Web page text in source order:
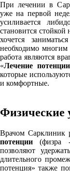
При лечении в
уже на первой
усиливается
становится
хочется
необходимо
работа являются
«Лечение потенции
которые
и комфортные.
Физические
Врачом Сарклиник
потенции (физра
позволяют
длительного
потенция» также